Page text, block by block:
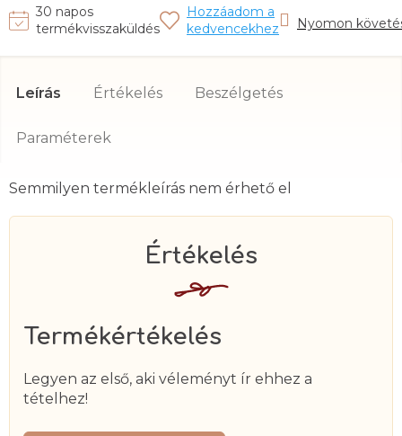
Nyomon
Leírás Értékelés Beszélgetés
Semmilyen termékleírás nem érhető el
Termékértékelés
Legyen az első, aki véleményt ír ehhez a
tételhez!